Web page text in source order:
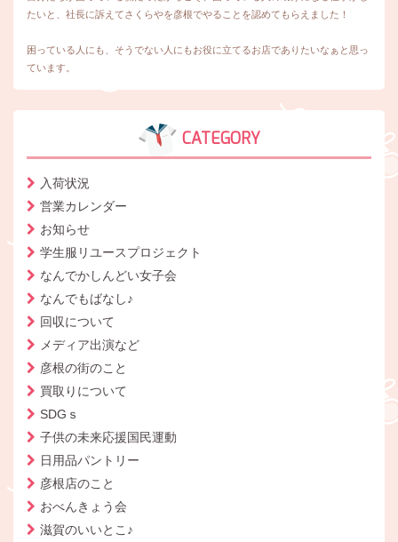
たいと、社長に訴えてさくらやを彦根でやることを認めてもらえました！
困っている人にも、そうでない人にもお役に立てるお店でありたいなぁと思っ
ています。
CATEGORY
入荷状況
営業カレンダー
お知らせ
学生服リユースプロジェクト
なんでかしんどい女子会
なんでもばなし♪
回収について
メディア出演など
彦根の街のこと
買取りについて
SDGｓ
子供の未来応援国民運動
日用品パントリー
彦根店のこと
おべんきょう会
滋賀のいいとこ♪